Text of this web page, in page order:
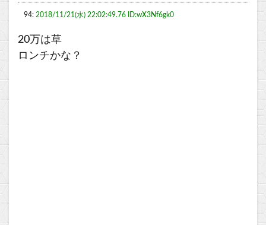
94: 2018/11/21(水) 22:02:49.76 ID:wX3Nf6gk0
20万は草
ロンチかな？